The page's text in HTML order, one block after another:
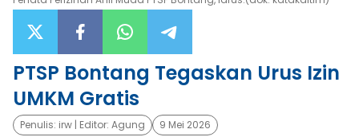
×
PTSP Bontang Tegaskan Urus Izin
UMKM Gratis
Penulis: irw | Editor: Agung 9 Mei 2026